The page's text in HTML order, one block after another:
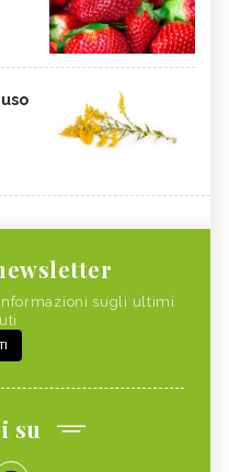
sugli ultimi
su